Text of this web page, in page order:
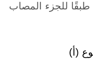
للجزء المصاب
(أ)